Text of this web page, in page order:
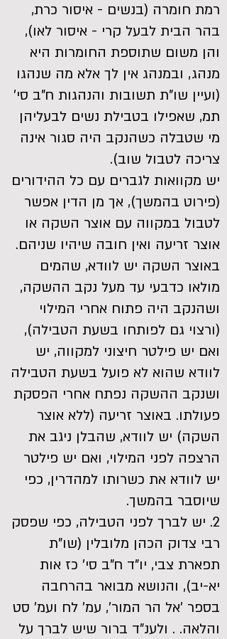
רמת חומרה (בנשים - איסור כרת,
בהר הבית לבעל קרי - איסור לאו),
והן משום שתוספת החומרות היא
מנהג, ובמנהג אין לך אלא מה שנהגו
(ועיין שו"ת תשובות והנהגות ח"ב סי'
תמ, שאפילו בטבילת נשים לבעליהן
מי שטבלה כשהנקב היה סגור אינה
צריכה לטבול שוב).
יש מקוואות לגברים עם כל ההידורים
(פירוט בהמשך), אך מן הדין אפשר
לטבול במקווה עם אוצר השקה או
אוצר זריעה ואין חובה שיהיו שניהם.
באוצר השקה יש לוודא, שהמים
מולאו כדבעי עד מעל נקב ההשקה,
ושהנקב היה פתוח אחרי המילוי
(ורצוי גם לפותחו בשעת הטבילה),
ואם יש פילטר חיצוני למקווה, יש
לוודא שהוא לא פועל בשעת הטבילה
ושנקב ההשקה נפתח אחרי הפסקת
פעולתו. באוצר זריעה (ללא אוצר
השקה) יש לוודא, שהבלן ניגב את
הרצפה לפני המילוי, ואם יש פילטר
יש לוודא את כשרותו למהדרין, כפי
שיוסבר בהמשך.
2. יש לברך לפני הטבילה, כפי שפסק
רבי צדוק הכהן מלובלין (שו"ת
תפארת צבי, יו"ד ח"ב סי' כז אות
יא-יב), והנושא מבואר בהרחבה
בספר 'אל הר המור', עמ' לח ועמ' סט
והלאה. . ולענ"ד ברור שיש לברך על